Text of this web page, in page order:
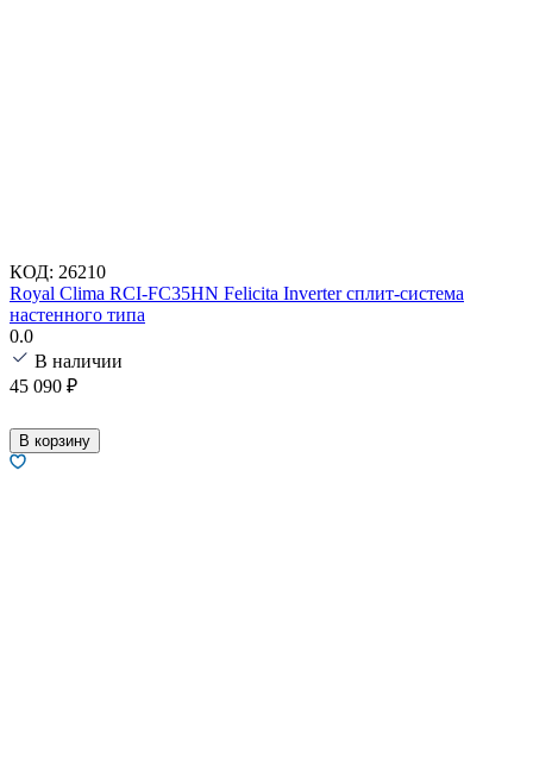
КОД: 26210
Royal Clima RCI-FC35HN Felicita Inverter сплит-система
настенного типа
0.0
В наличии
45 090 ₽
В корзину